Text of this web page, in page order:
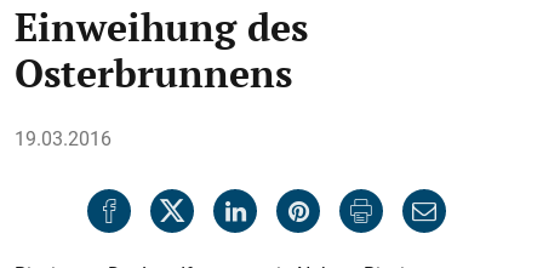
Einweihung des
Osterbrunnens
19.03.2016